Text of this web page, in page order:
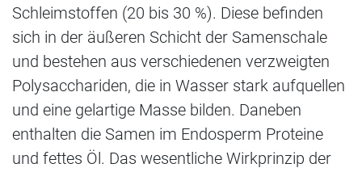
Schleimstoffen (20 bis 30 %). Diese befinden
sich in der äußeren Schicht der Samenschale
und bestehen aus verschiedenen verzweigten
Polysacchariden, die in Wasser stark aufquellen
und eine gelartige Masse bilden. Daneben
enthalten die Samen im Endosperm Proteine
und fettes Öl. Das wesentliche Wirkprinzip der